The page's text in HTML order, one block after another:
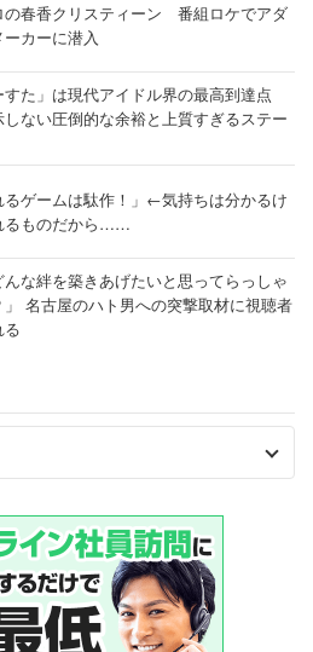
の春香クリスティーン 番組ロケでアダ
カーに潜入
すた」は現代アイドル界の最高到達点
ない圧倒的な余裕と上質すぎるステー
るゲームは駄作！」←気持ちは分かるけ
るものだから……
んな絆を築きあげたいと思ってらっしゃ
」 名古屋のハト男への突撃取材に視聴者
る